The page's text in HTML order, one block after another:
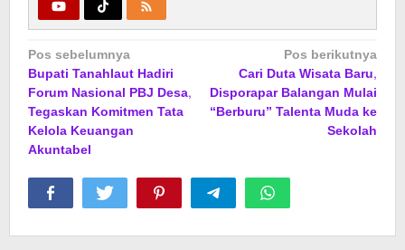
Navigasi
pos
Pos sebelumnya
Bupati Tanahlaut Hadiri
Forum Nasional PBJ Desa,
Tegaskan Komitmen Tata
Kelola Keuangan
Akuntabel
Pos berikutnya
Cari Duta Wisata Baru,
Disporapar Balangan Mulai
“Berburu” Talenta Muda ke
Sekolah